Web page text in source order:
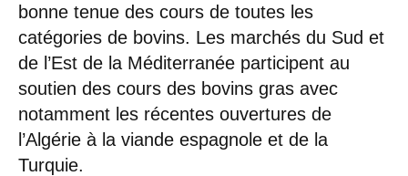
bonne tenue des cours de toutes les
catégories de bovins. Les marchés du Sud et
de l’Est de la Méditerranée participent au
soutien des cours des bovins gras avec
notamment les récentes ouvertures de
l’Algérie à la viande espagnole et de la
Turquie.